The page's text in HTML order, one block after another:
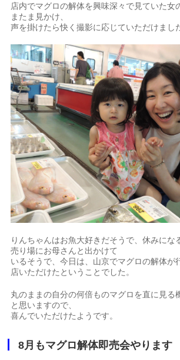
店内でマグロの解体を興味深々で見ていた女
またま見かけ、
声を掛けたら快く撮影に応じていただけまし
りんちゃんはお魚大好きだそうで、休みにな
売り場にお母さんと出かけて
いるそうで、今日は、山京でマグロの解体が
店いただけたということでした。
丸のままの自分の何倍ものマグロを直に見る
と思いますので、
喜んでいただけたようです。
8月もマグロ解体即売会やります